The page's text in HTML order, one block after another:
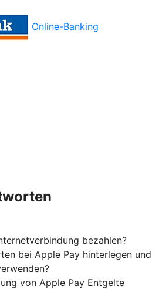
Online-Banking
bezahlen?
bei Apple Pay hinterlegen und
von Apple Pay Entgelte